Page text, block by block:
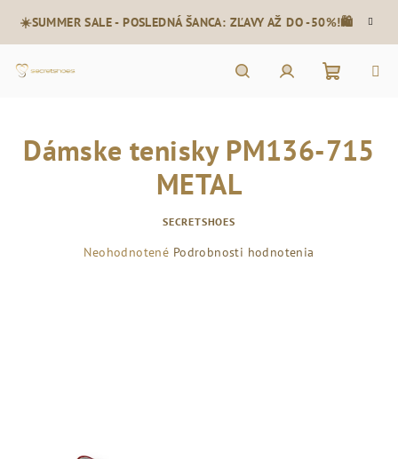
obsah
☀️SUMMER SALE - POSLEDNÁ ŠANCA: ZĽAVY AŽ DO -50%!🛍️
košík
Dámske tenisky PM136-715
METAL
SECRETSHOES
Priemerné
Neohodnotené Podrobnosti hodnotenia